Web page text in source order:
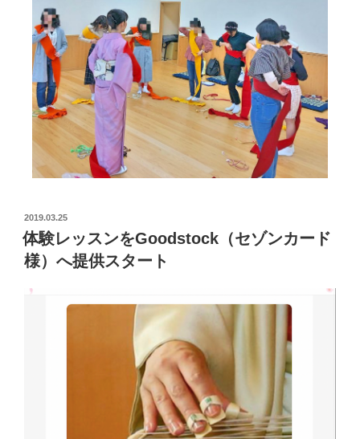
2019.03.25
体験レッスンをGoodstock（セゾンカード
様）へ提供スタート